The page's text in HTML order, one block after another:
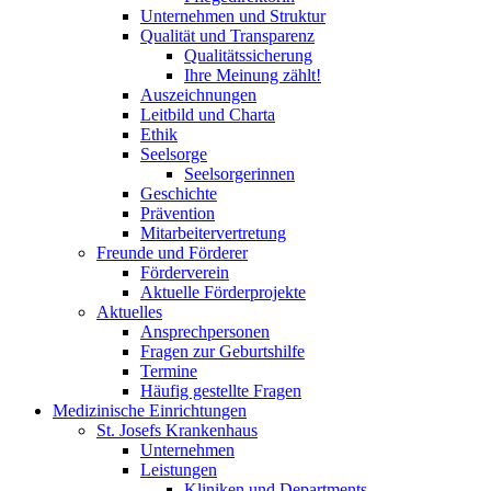
Unternehmen und Struktur
Qualität und Transparenz
Qualitätssicherung
Ihre Meinung zählt!
Auszeichnungen
Leitbild und Charta
Ethik
Seelsorge
Seelsorgerinnen
Geschichte
Prävention
Mitarbeitervertretung
Freunde und Förderer
Förderverein
Aktuelle Förderprojekte
Aktuelles
Ansprechpersonen
Fragen zur Geburtshilfe
Termine
Häufig gestellte Fragen
Medizinische Einrichtungen
St. Josefs Krankenhaus
Unternehmen
Leistungen